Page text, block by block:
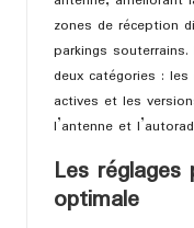
zones de réception
parkings
deux catégories :
actives et les
l’antenne et
Les
optimale